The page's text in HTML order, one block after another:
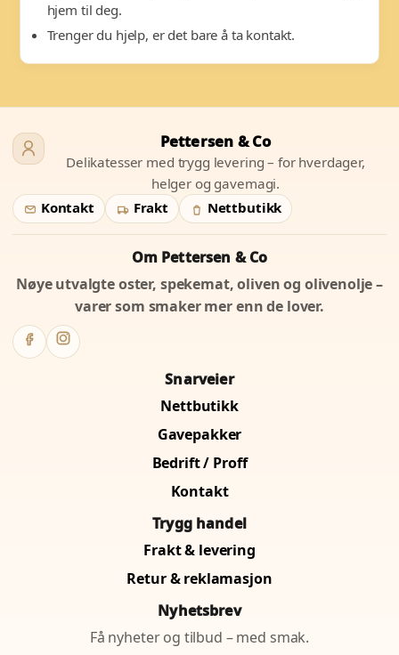
hjem til deg.
Trenger du hjelp, er det bare å ta kontakt.
Pettersen & Co
Delikatesser med trygg levering – for hverdager,
helger og gavemagi.
Kontakt
Frakt Nettbutikk
Om Pettersen & Co
Nøye utvalgte oster, spekemat, oliven og olivenolje –
varer som smaker mer enn de lover.
Snarveier
Nettbutikk
Gavepakker
Bedrift / Proff
Kontakt
Trygg handel
Frakt & levering
Retur & reklamasjon
Nyhetsbrev
Få nyheter og tilbud – med smak.